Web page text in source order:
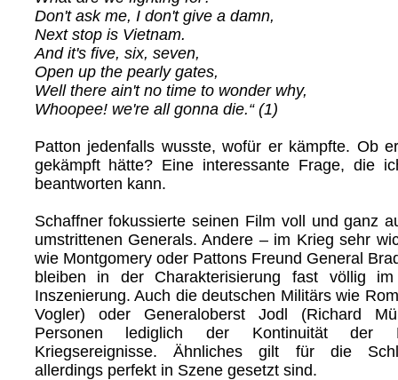
Don't ask me, I don't give a damn,
Next stop is Vietnam.
And it's five, six, seven,
Open up the pearly gates,
Well there ain't no time to wonder why,
Whoopee! we're all gonna die.“ (1)
Patton jedenfalls wusste, wofür er kämpfte. Ob
gekämpft hätte? Eine interessante Frage, die
beantworten kann.
Schaffner fokussierte seinen Film voll und ganz
umstrittenen Generals. Andere – im Krieg sehr
wie Montgomery oder Pattons Freund General
bleiben in der Charakterisierung fast völlig
Inszenierung. Auch die deutschen Militärs wie
Vogler) oder Generaloberst Jodl (Richard
Personen lediglich der Kontinuität der
Kriegsereignisse. Ähnliches gilt für die
allerdings perfekt in Szene gesetzt sind.